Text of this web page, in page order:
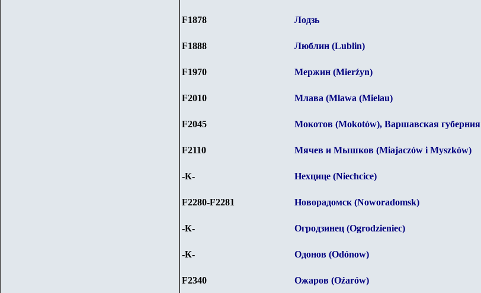
F1878 Лодзь
F1888 Люблин (Lublin)
F1970 Мержин (Mierźyn)
F2010 Млава (Mlawa (Mielau)
F2045 Мокотов (Mokotów), Варшавская губерния
F2110 Мячев и Мышков (Miajaczów i Myszków)
-К- Нехцице (Niechcice)
F2280-F2281 Новорадомск (Noworadomsk)
-К- Огродзинец (Ogrodzieniec)
-К- Одонов (Odónow)
F2340 Ожаров (Oźarów)